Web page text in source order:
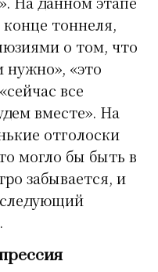
тоннеля,
о том, что
нужно», «это
все
вместе». На
отголоски
могло бы быть в
забывается, и
следующий